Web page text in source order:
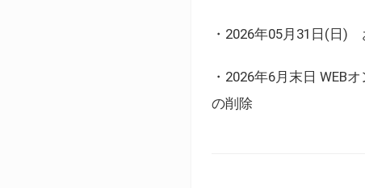
・2026年05月31日(日)
・2026年6月末日 WEB
の削除